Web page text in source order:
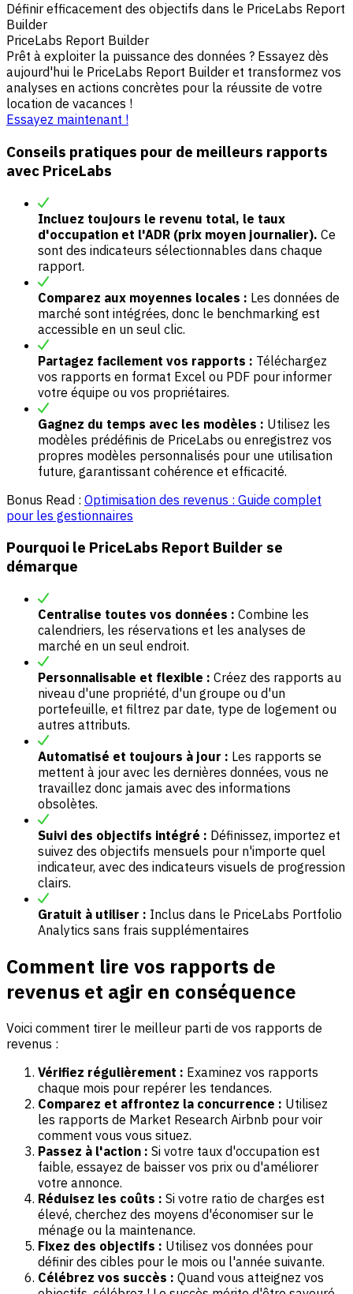
Définir efficacement des objectifs dans le PriceLabs Report
Builder
PriceLabs Report Builder
Prêt à exploiter la puissance des données ? Essayez dès
aujourd'hui le PriceLabs Report Builder et transformez vos
analyses en actions concrètes pour la réussite de votre
location de vacances !
Essayez maintenant !
Conseils pratiques pour de meilleurs rapports
avec PriceLabs
Incluez toujours le revenu total, le taux
d'occupation et l'ADR (prix moyen journalier). Ce
sont des indicateurs sélectionnables dans chaque
rapport.
Comparez aux moyennes locales : Les données de
marché sont intégrées, donc le benchmarking est
accessible en un seul clic.
Partagez facilement vos rapports : Téléchargez
vos rapports en format Excel ou PDF pour informer
votre équipe ou vos propriétaires.
Gagnez du temps avec les modèles : Utilisez les
modèles prédéfinis de PriceLabs ou enregistrez vos
propres modèles personnalisés pour une utilisation
future, garantissant cohérence et efficacité.
Bonus Read : Optimisation des revenus : Guide complet
pour les gestionnaires
Pourquoi le PriceLabs Report Builder se
démarque
Centralise toutes vos données : Combine les
calendriers, les réservations et les analyses de
marché en un seul endroit.
Personnalisable et flexible : Créez des rapports au
niveau d'une propriété, d'un groupe ou d'un
portefeuille, et filtrez par date, type de logement ou
autres attributs.
Automatisé et toujours à jour : Les rapports se
mettent à jour avec les dernières données, vous ne
travaillez donc jamais avec des informations
obsolètes.
Suivi des objectifs intégré : Définissez, importez et
suivez des objectifs mensuels pour n'importe quel
indicateur, avec des indicateurs visuels de progression
clairs.
Gratuit à utiliser : Inclus dans le PriceLabs Portfolio
Analytics sans frais supplémentaires
Comment lire vos rapports de
revenus et agir en conséquence
Voici comment tirer le meilleur parti de vos rapports de
revenus :
Vérifiez régulièrement : Examinez vos rapports
chaque mois pour repérer les tendances.
Comparez et affrontez la concurrence : Utilisez
les rapports de Market Research Airbnb pour voir
comment vous vous situez.
Passez à l'action : Si votre taux d'occupation est
faible, essayez de baisser vos prix ou d'améliorer
votre annonce.
Réduisez les coûts : Si votre ratio de charges est
élevé, cherchez des moyens d'économiser sur le
ménage ou la maintenance.
Fixez des objectifs : Utilisez vos données pour
définir des cibles pour le mois ou l'année suivante.
Célébrez vos succès : Quand vous atteignez vos